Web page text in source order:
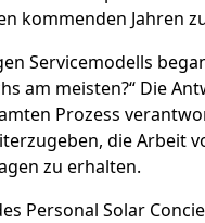
kommenden Jahren
Servicemodells
am meisten?“ Die
Prozess
die Arbeit
zu erhalten.
Personal Solar